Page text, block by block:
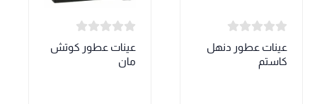
عينات عطور دنهل
كاستم
عينات عطور كوتش
مان